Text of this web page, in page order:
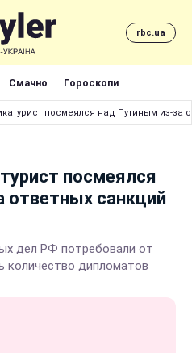
rbc.ua
Смачно Гороскопи
посмеялся над Путиным из-за
посмеялся
ответных санкций
дел РФ потребовали от
количество дипломатов